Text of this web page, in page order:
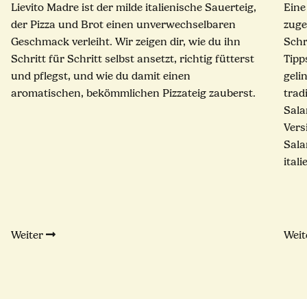
Lievito Madre ist der milde italienische Sauerteig,
der Pizza und Brot einen unverwechselbaren
Geschmack verleiht. Wir zeigen dir, wie du ihn
Schritt für Schritt selbst ansetzt, richtig fütterst
und pflegst, und wie du damit einen
aromatischen, bekömmlichen Pizzateig zauberst.
Weiter